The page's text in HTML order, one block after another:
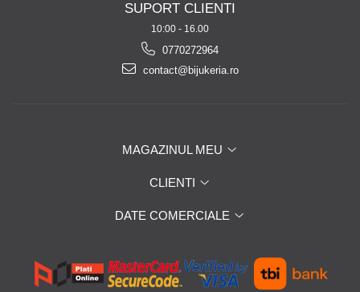
SUPORT CLIENTI
10:00 - 16.00
0770272964
contact@bijukeria.ro
MAGAZINUL MEU
CLIENTI
DATE COMERCIALE